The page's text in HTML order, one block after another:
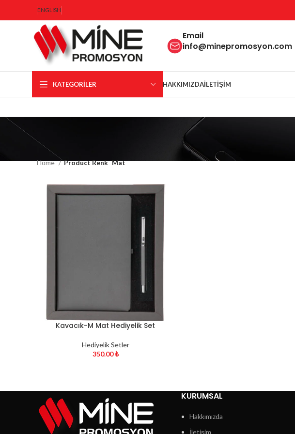
ENGLISH
Email
info@minepromosyon.com
KATEGORILER HAKKIMIZDAİLETIŞIM
Home Product Renk Mat
Kavacık-M Mat Hediyelik Set
Hediyelik Setler
350.00₺
KURUMSAL
Hakkımızda
İletişim